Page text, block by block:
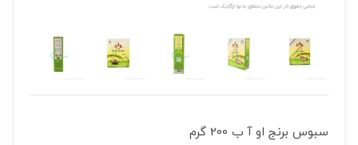
سبوس برنج او آ ب 200 گرم